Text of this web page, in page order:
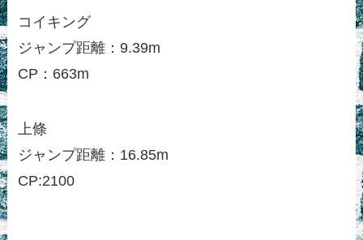
コイキング
ジャンプ距離：9.39m
CP：663m
上條
ジャンプ距離：16.85m
CP:2100